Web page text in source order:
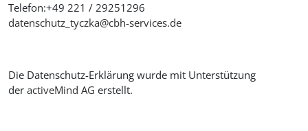
Telefon:+49 221 / 29251296
datenschutz_tyczka@cbh-services.de
Die Datenschutz-Erklärung wurde mit Unterstützung
der activeMind AG erstellt.